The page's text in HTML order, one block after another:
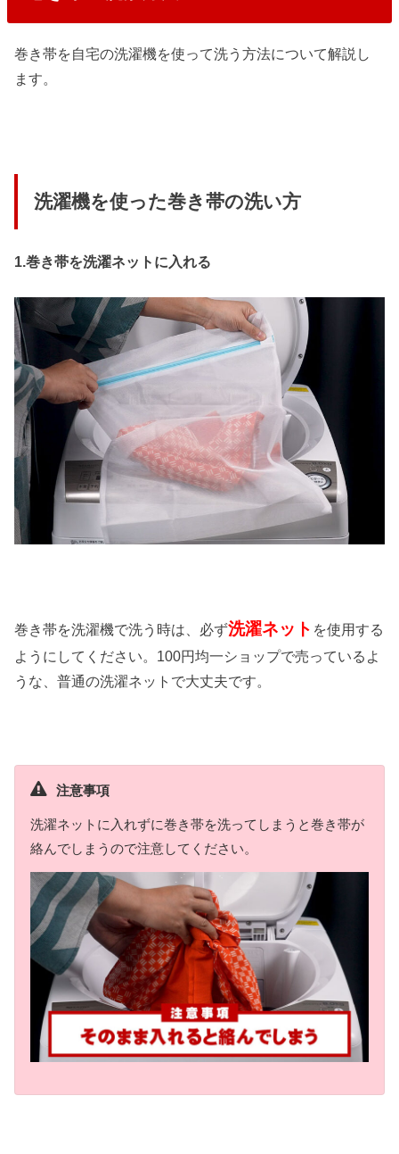
巻き帯を自宅の洗濯機を使って洗う方法について解説し
ます。
洗濯機を使った巻き帯の洗い方
1.巻き帯を洗濯ネットに入れる
巻き帯を洗濯機で洗う時は、必ず洗濯ネット を使用する
ようにしてください。100円均一ショップで売っているよ
うな、普通の洗濯ネットで大丈夫です。
注意事項
洗濯ネットに入れずに巻き帯を洗ってしまうと巻き帯が
絡んでしまうので注意してください。